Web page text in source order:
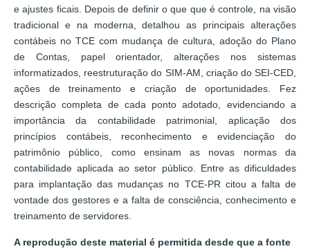
e ajustes ficais. Depois de definir o que que é controle, na visão
tradicional e na moderna, detalhou as principais alterações
contábeis no TCE com mudança de cultura, adoção do Plano
de Contas, papel orientador, alterações nos sistemas
informatizados, reestruturação do SIM-AM, criação do SEI-CED,
ações de treinamento e criação de oportunidades. Fez
descrição completa de cada ponto adotado, evidenciando a
importância da contabilidade patrimonial, aplicação dos
princípios contábeis, reconhecimento e evidenciação do
patrimônio público, como ensinam as novas normas da
contabilidade aplicada ao setor público. Entre as dificuldades
para implantação das mudanças no TCE-PR citou a falta de
vontade dos gestores e a falta de consciência, conhecimento e
treinamento de servidores.
A reprodução deste material é permitida desde que a fonte